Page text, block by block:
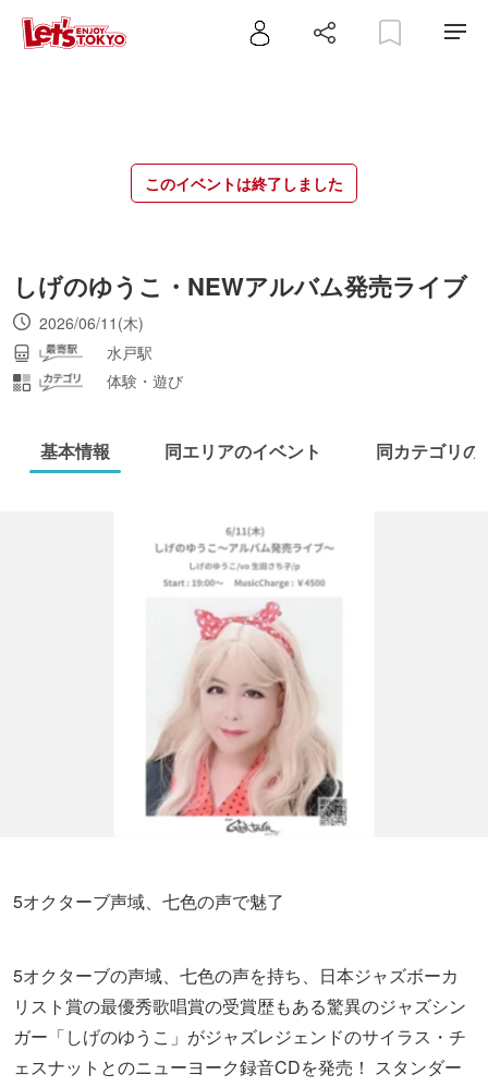
このイベントは終了しました
しげのゆうこ・NEWアルバム発売ライブ
2026/06/11(木)
水戸駅
体験・遊び
基本情報 同エリアのイベント 同カテゴリの
5オクターブ声域、七色の声で魅了
5オクターブの声域、七色の声を持ち、日本ジャズボーカ
リスト賞の最優秀歌唱賞の受賞歴もある驚異のジャズシン
ガー「しげのゆうこ」がジャズレジェンドのサイラス・チ
ェスナットとのニューヨーク録音CDを発売！ スタンダー